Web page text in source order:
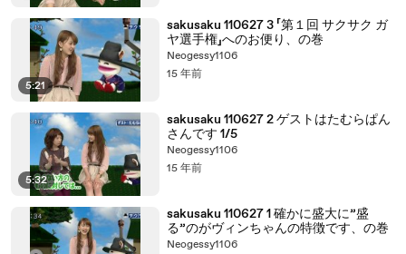
5:21
sakusaku 110627 3 「第１回 サクサク ガ
ヤ選手権」へのお便り、の巻
Neogessy1106
15 年前
5:32
sakusaku 110627 2 ゲストはたむらぱん
さんです 1/5
Neogessy1106
15 年前
sakusaku 110627 1 確かに盛大に”盛
る”のがヴィンちゃんの特徴です、の巻
Neogessy1106